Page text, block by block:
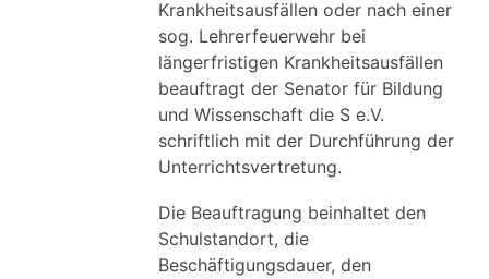
Krankheitsausfällen oder nach einer
sog. Lehrerfeuerwehr bei
längerfristigen Krankheitsausfällen
beauftragt der Senator für Bildung
und Wissenschaft die S e.V.
schriftlich mit der Durchführung der
Unterrichtsvertretung.
Die Beauftragung beinhaltet den
Schulstandort, die
Beschäftigungsdauer, den